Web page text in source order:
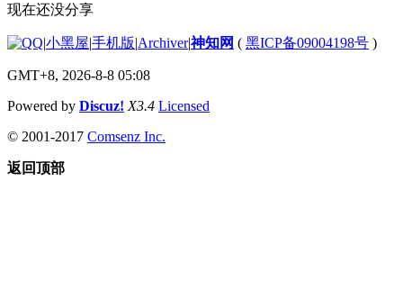
现在还没分享
|小黑屋|手机版|Archiver|神知网 ( 黑ICP备09004198号 )
GMT+8, 2026-8-8 05:08
Powered by Discuz! X3.4 Licensed
© 2001-2017 Comsenz Inc.
返回顶部